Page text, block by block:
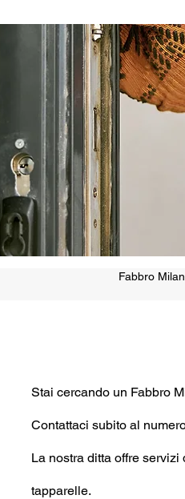
Fabbro
Stai cercando un Fabbro
Contattaci subito al
La nostra ditta offre
tapparelle.